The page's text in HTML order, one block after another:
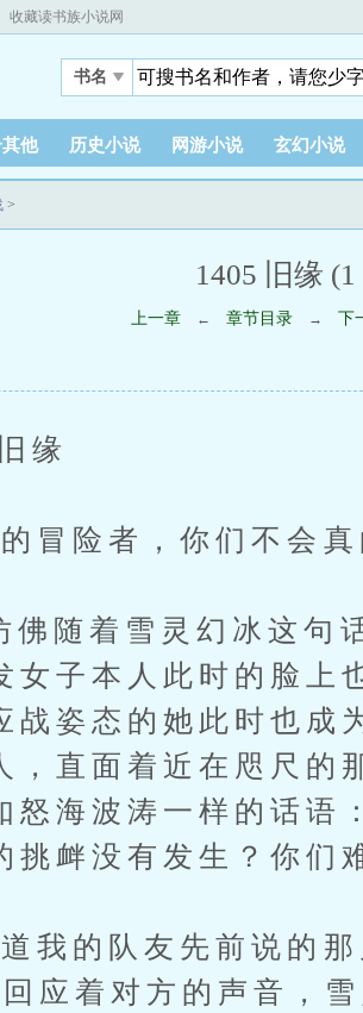
收藏读书族小说网
书名
他 历史小说 网游小说 玄幻小说
>
1405 旧缘 (1
上一章 ← 章节目录 → 下
者，你们不会真
着雪灵幻冰这句话
女子本人此时的脸上
战姿态的她此时也成
，直面着近在咫尺的
怒海波涛一样的话语
挑衅没有发生？你们
队友先前说的那
应着对方的声音，